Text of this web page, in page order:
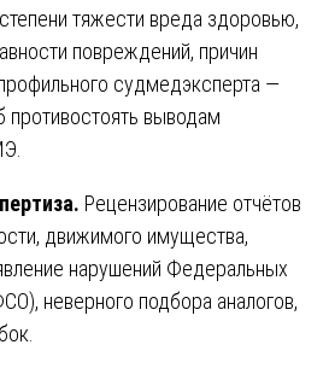
тяжести вреда здоровью,
повреждений, причин
судмедэксперта —
противостоять выводам
Рецензирование отчётов
движимого имущества,
нарушений Федеральных
неверного подбора аналогов,